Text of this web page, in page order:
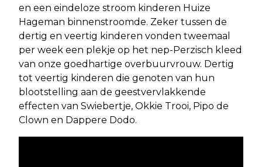
en een eindeloze stroom kinderen Huize
Hageman binnenstroomde. Zeker tussen de
dertig en veertig kinderen vonden tweemaal
per week een plekje op het nep-Perzisch kleed
van onze goedhartige overbuurvrouw. Dertig
tot veertig kinderen die genoten van hun
blootstelling aan de geestvervlakkende
effecten van Swiebertje, Okkie Trooi, Pipo de
Clown en Dappere Dodo.